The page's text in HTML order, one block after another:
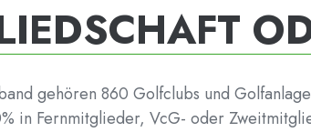
gehören 860 Golfclubs und
in Fernmitglieder, VcG- oder